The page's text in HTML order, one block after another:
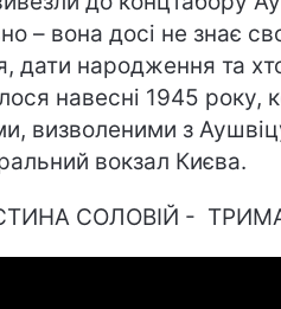
– вона досі не знає
дати народження та
навесні 1945 року,
визволеними з
вокзал Києва.
СОЛОВІЙ -